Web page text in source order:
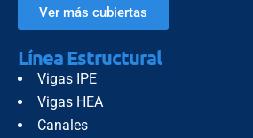
Ver más cubiertas
Línea Estructural
Vigas IPE
Vigas HEA
Canales